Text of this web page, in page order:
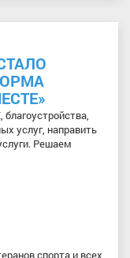
услуг, направить
Решаем
спорта и всех